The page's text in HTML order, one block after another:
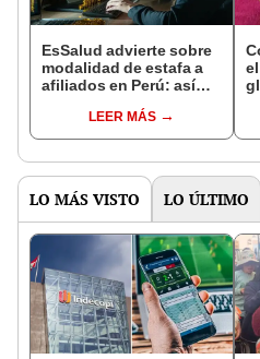
EsSalud advierte sobre
modalidad de estafa a
afiliados en Perú: así
grandes sumas de
dinero por trámites de
LEER MÁS
LO MÁS VISTO LO ÚLTIMO